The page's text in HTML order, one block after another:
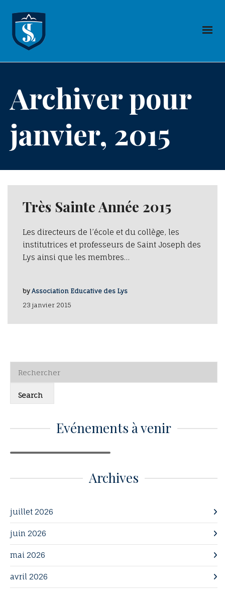
Archiver pour
janvier, 2015
Très Sainte Année 2015
Les directeurs de l’école et du collège, les
institutrices et professeurs de Saint Joseph des
Lys ainsi que les membres…
23 janvier 2015
by Association Educative des Lys
Evénements à venir
Archives
juillet 2026
juin 2026
mai 2026
avril 2026